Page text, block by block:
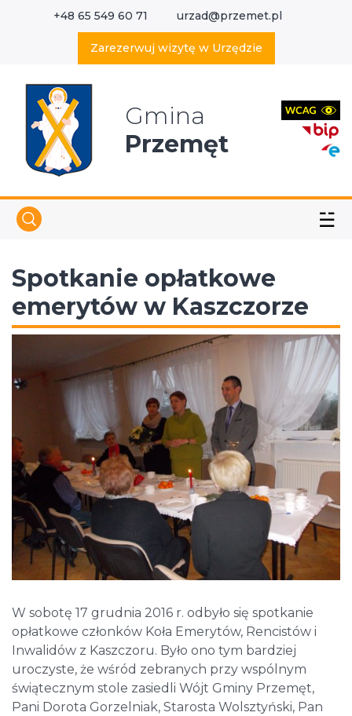
+48 65 549 60 71 urzad@przemet.pl
Zarezerwuj wizytę w Urzędzie
Gmina
Przemęt
☱
Spotkanie opłatkowe
emerytów w Kaszczorze
W sobotę 17 grudnia 2016 r. odbyło się spotkanie
opłatkowe członków Koła Emerytów, Rencistów i
Inwalidów z Kaszczoru. Było ono tym bardziej
uroczyste, że wśród zebranych przy wspólnym
świątecznym stole zasiedli Wójt Gminy Przemęt,
Pani Dorota Gorzelniak, Starosta Wolsztyński, Pan
Wyszukaj w serwisie